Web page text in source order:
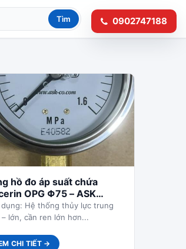
Tìm 0902747188
hồ đo áp suất chứa
OPG Φ75 – ASK
dụng: Hệ thống thủy lực trung
– lớn, cần ren lớn hơn...
CHI TIẾT →